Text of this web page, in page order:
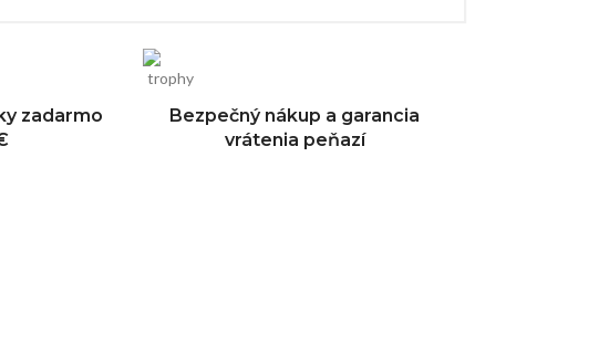
zadarmo
Bezpečný nákup a garancia
vrátenia peňazí